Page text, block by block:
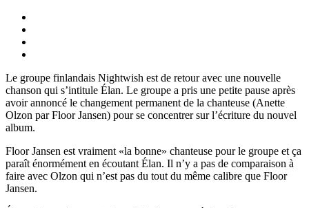
Le groupe finlandais Nightwish est de retour avec une nouvelle
chanson qui s’intitule Élan. Le groupe a pris une petite pause après
avoir annoncé le changement permanent de la chanteuse (Anette
Olzon par Floor Jansen) pour se concentrer sur l’écriture du nouvel
album.
Floor Jansen est vraiment «la bonne» chanteuse pour le groupe et ça
paraît énormément en écoutant Élan. Il n’y a pas de comparaison à
faire avec Olzon qui n’est pas du tout du même calibre que Floor
Jansen.